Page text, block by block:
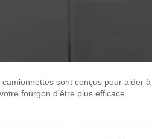
sont conçus pour aider
fourgon d'être plus efficace.